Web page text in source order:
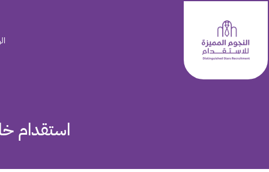
استقدام